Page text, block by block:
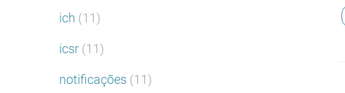
ich (11)
icsr (11)
notificações (11)